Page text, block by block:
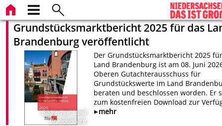
Grundstücksmarktbericht 2025 für das
Brandenburg veröffentlicht
Bildrechte:Land
Brandenburg
Der Grundstücksmarktbericht 2025
Land Brandenburg ist am 08. Juni
Oberen Gutachterausschuss für
Grundstückswerte im Land
beraten und beschlossen worden. Er
zum kostenfreien Download zur
mehr